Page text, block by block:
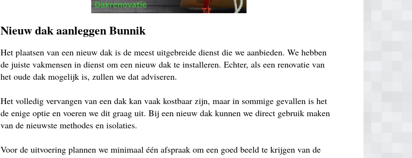
Nieuw dak aanleggen Bunnik
Het plaatsen van een nieuw dak is de meest uitgebreide dienst die we aanbieden. We hebben
de juiste vakmensen in dienst om een nieuw dak te installeren. Echter, als een renovatie van
het oude dak mogelijk is, zullen we dat adviseren.
Het volledig vervangen van een dak kan vaak kostbaar zijn, maar in sommige gevallen is het
de enige optie en voeren we dit graag uit. Bij een nieuw dak kunnen we direct gebruik maken
van de nieuwste methodes en isolaties.
Voor de uitvoering plannen we minimaal één afspraak om een goed beeld te krijgen van de